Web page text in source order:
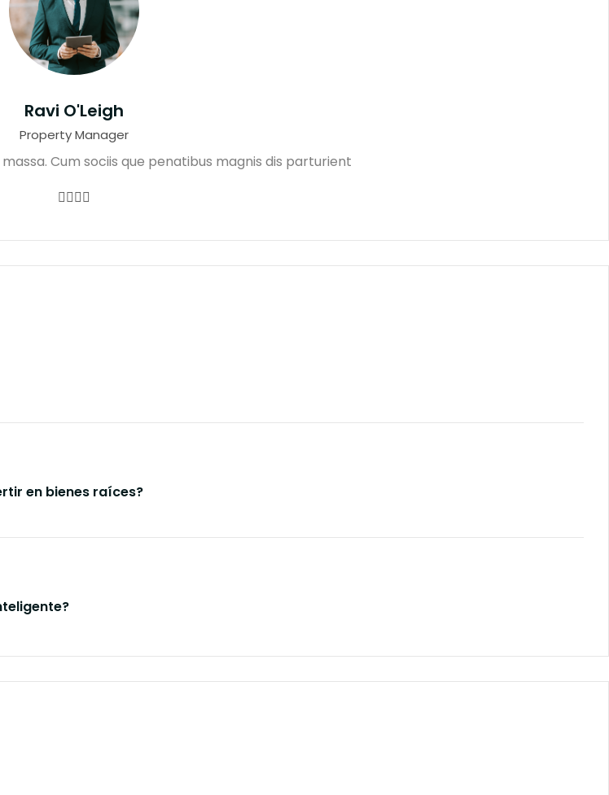
Ravi O'Leigh
Property Manager
Cum sociis que penatibus magnis dis parturient
en bienes raíces?